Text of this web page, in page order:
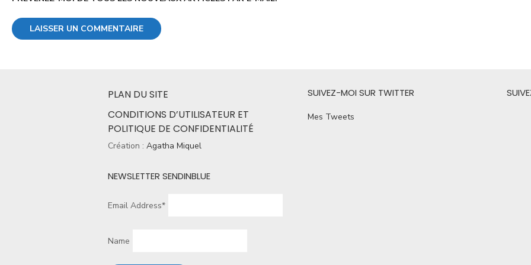
PLAN DU SITE
CONDITIONS D’UTILISATEUR ET
POLITIQUE DE CONFIDENTIALITÉ
Création : Agatha Miquel
NEWSLETTER SENDINBLUE
Email Address*
Name
SUIVEZ-MOI SUR TWITTER
Mes Tweets